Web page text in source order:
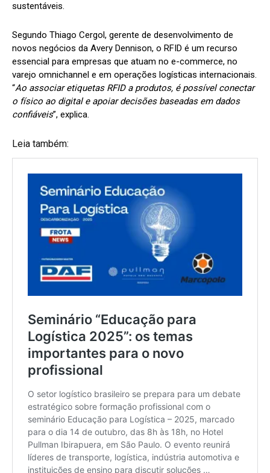
sustentáveis.
Segundo Thiago Cergol, gerente de desenvolvimento de
novos negócios da Avery Dennison, o RFID é um recurso
essencial para empresas que atuam no e-commerce, no
varejo omnichannel e em operações logísticas internacionais.
“Ao associar etiquetas RFID a produtos, é possível conectar
o físico ao digital e apoiar decisões baseadas em dados
confiáveis”, explica.
Leia também: